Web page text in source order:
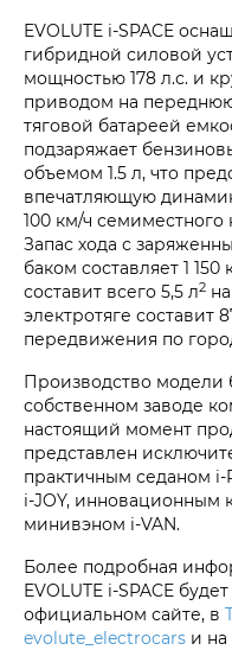
EVOLUTE i‑SPACE
гибридной силовой
мощностью 178 л.с. и
приводом на
тяговой батареей
подзаряжает
объемом 1.5 л, что
впечатляющую
100 км/ч семиместного
Запас хода с
баком составляет 1 150
составит всего 5,5 л2
электротяге составит
передвижения по
Производство модели
собственном заводе
настоящий момент
представлен
практичным седаном
i‑JOY, инновационным
минивэном i‑VAN.
Более подробная
EVOLUTE i‑SPACE
официальном сайте, в
evolute_electrocars и